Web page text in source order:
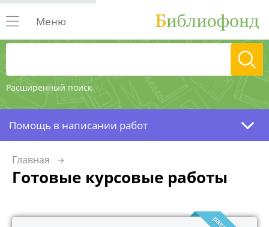
Расширенный поиск
Меню
Помощь в написании работ
Главная
Готовые курсовые работы